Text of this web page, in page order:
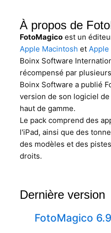
À propos de
FotoMagico est un
Apple Macintosh et Apple
Boinx Software
récompensé par plusieurs
Boinx Software a publié
version de son logiciel
haut de gamme.
Le pack comprend des
l'iPad, ainsi que des
des modèles et des
droits.
Dernière version
FotoMagico 6.9